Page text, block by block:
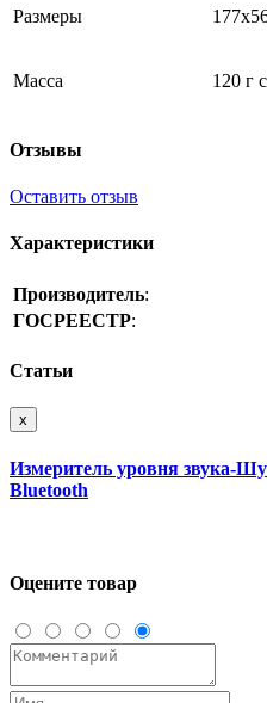
Размеры
Масса 120 г
Отзывы
Оставить отзыв
Характеристики
Производитель:
ГОСРЕЕСТР:
Статьи
x
Измеритель уровня звука-
Bluetooth
Оцените товар